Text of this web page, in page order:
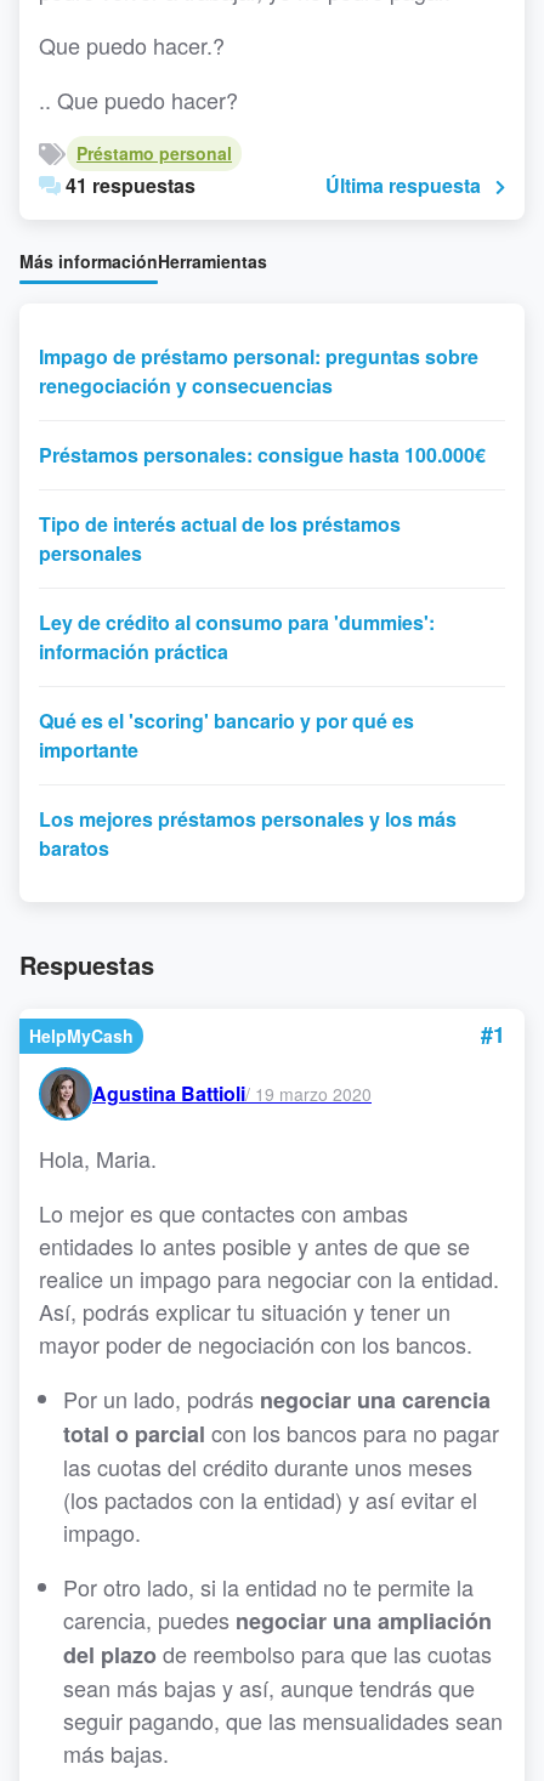
Que puedo hacer.?
.. Que puedo hacer?
Préstamo personal
41 respuestas Última respuesta
Más informaciónHerramientas
Impago de préstamo personal: preguntas sobre
renegociación y consecuencias
Préstamos personales: consigue hasta 100.000€
Tipo de interés actual de los préstamos
personales
Ley de crédito al consumo para 'dummies':
información práctica
Qué es el 'scoring' bancario y por qué es
importante
Los mejores préstamos personales y los más
baratos
Respuestas
HelpMyCash #1
Agustina Battioli/ 19 marzo 2020
Hola, Maria.
Lo mejor es que contactes con ambas
entidades lo antes posible y antes de que se
realice un impago para negociar con la entidad.
Así, podrás explicar tu situación y tener un
mayor poder de negociación con los bancos.
Por un lado, podrás negociar una carencia
total o parcial con los bancos para no pagar
las cuotas del crédito durante unos meses
(los pactados con la entidad) y así evitar el
impago.
Por otro lado, si la entidad no te permite la
carencia, puedes negociar una ampliación
del plazode reembolso para que las cuotas
sean más bajas y así, aunque tendrás que
seguir pagando, que las mensualidades sean
más bajas.